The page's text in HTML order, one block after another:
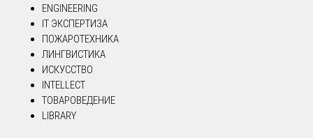
ENGINEERING
IT ЭКСПЕРТИЗА
ПОЖАРОТЕХНИКА
ЛИНГВИСТИКА
ИСКУССТВО
INTELLECT
ТОВАРОВЕДЕНИЕ
LIBRARY